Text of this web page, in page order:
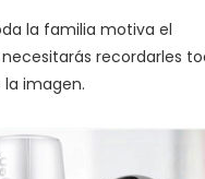
la familia motiva el
recordarles
imagen.